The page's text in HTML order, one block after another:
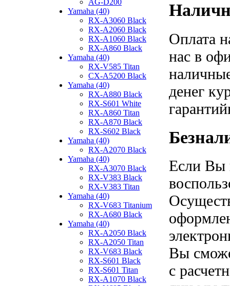
AG-D200
Yamaha (40)
RX-A3060 Black
RX-A2060 Black
RX-A1060 Black
RX-A860 Black
Yamaha (40)
RX-V585 Titan
CX-A5200 Black
Yamaha (40)
RX-A880 Black
RX-S601 White
RX-A860 Titan
RX-A870 Black
RX-S602 Black
Yamaha (40)
RX-A2070 Black
Yamaha (40)
RX-A3070 Black
RX-V383 Black
RX-V383 Titan
Yamaha (40)
RX-V683 Titanium
RX-A680 Black
Yamaha (40)
RX-A2050 Black
RX-A2050 Titan
RX-V683 Black
RX-S601 Black
RX-S601 Titan
RX-A1070 Black
Оплата
нас в
денег
Если Вы
Вы
с